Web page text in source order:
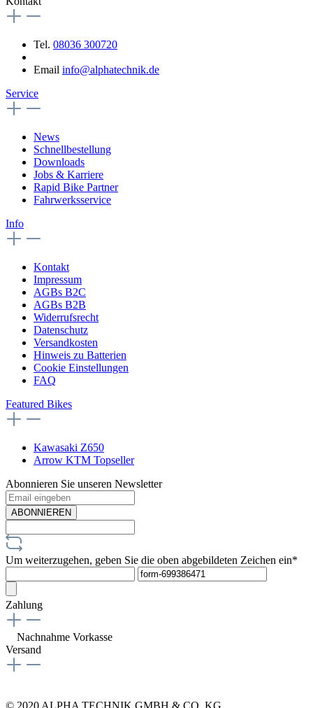
Tel. 08036 300720
Email info@alphatechnik.de
Service
News
Schnellbestellung
Downloads
Jobs & Karriere
Rapid Bike Partner
Fahrwerksservice
Info
Kontakt
Impressum
AGBs B2C
AGBs B2B
Widerrufsrecht
Datenschutz
Versandkosten
Hinweis zu Batterien
Cookie Einstellungen
FAQ
Featured Bikes
Kawasaki Z650
Arrow KTM Topseller
Abonnieren Sie unseren Newsletter
ABONNIEREN
Um weiterzugehen, geben Sie die oben abgebildeten Zeichen ein*
Zahlung
Nachnahme Vorkasse
Versand